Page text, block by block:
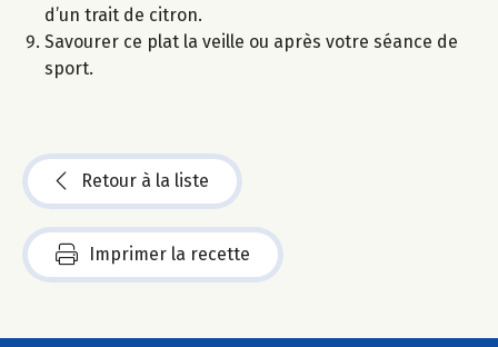
d’un trait de citron.
Savourer ce plat la veille ou après votre séance de
sport.
Retour à la liste
Imprimer la recette